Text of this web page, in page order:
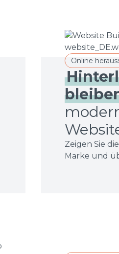
Online
Zeigen Sie
Marke und